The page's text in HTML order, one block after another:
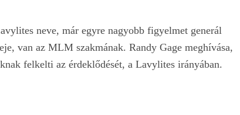
neve, már egyre nagyobb figyelmet generál
van az MLM szakmának. Randy Gage meghívása,
felkelti az érdeklődését, a Lavylites irányában.